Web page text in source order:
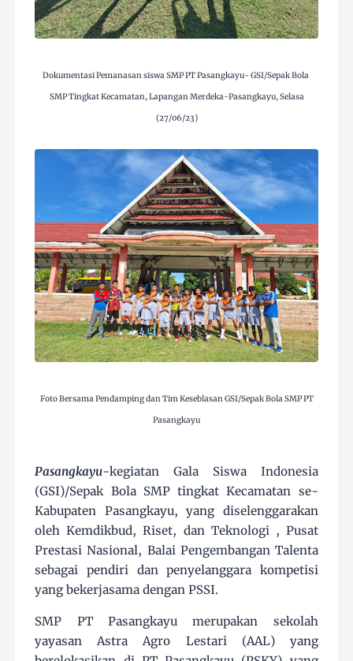
Dokumentasi Pemanasan siswa SMP PT Pasangkayu- GSI/Sepak Bola
SMP Tingkat Kecamatan, Lapangan Merdeka-Pasangkayu, Selasa
(27/06/23)
Foto Bersama Pendamping dan Tim Keseblasan GSI/Sepak Bola SMP PT
Pasangkayu
Pasangkayu-kegiatan Gala Siswa Indonesia
(GSI)/Sepak Bola SMP tingkat Kecamatan se-
Kabupaten Pasangkayu, yang diselenggarakan
oleh Kemdikbud, Riset, dan Teknologi , Pusat
Prestasi Nasional, Balai Pengembangan Talenta
sebagai pendiri dan penyelanggara kompetisi
yang bekerjasama dengan PSSI.
SMP PT Pasangkayu merupakan sekolah
yayasan Astra Agro Lestari (AAL) yang